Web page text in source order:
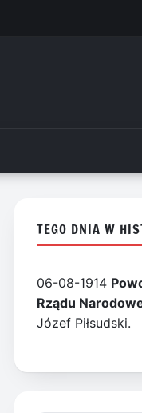
TEGO DNIA W
06-08-1914
Rządu
Józef Piłsudski.